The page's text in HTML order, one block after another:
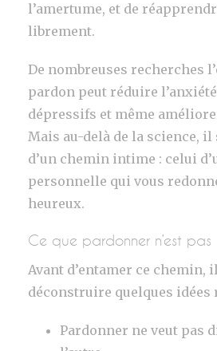
l’amertume, et de
librement.
De nombreuses recherches
pardon peut réduire
dépressifs et même
Mais au-delà de la science, il
d’un chemin intime : celui
personnelle qui vous
heureux.
Ce que pardonner n’est pas
Avant d’entamer ce chemin,
déconstruire quelques idées
Pardonner ne veut pas